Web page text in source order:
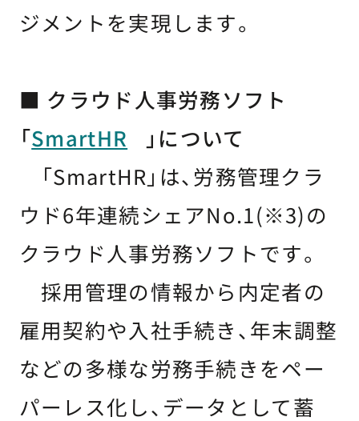
ジメントを実現します。
■ クラウド人事労務ソフト
「SmartHR
」について
「SmartHR」は、労務管理クラ
ウド6年連続シェアNo.1(※3)の
クラウド人事労務ソフトです。
採用管理の情報から内定者の
雇用契約や入社手続き、年末調整
などの多様な労務手続きをペー
パーレス化し、データとして蓄